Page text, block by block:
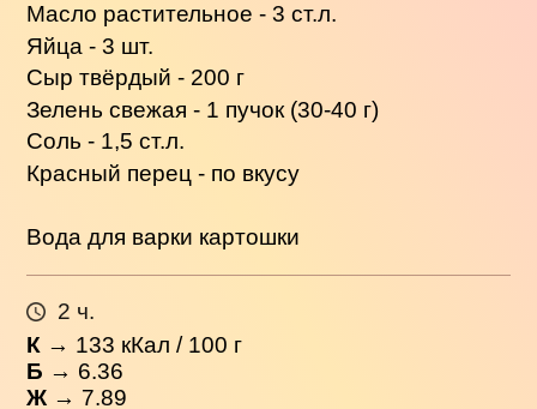
Масло растительное - 3 ст.л.
Яйца - 3 шт.
Сыр твёрдый - 200 г
Зелень свежая - 1 пучок (30-40 г)
Соль - 1,5 ст.л.
Красный перец - по вкусу
Вода для варки картошки
2 ч.
К → 133 кКал / 100 г
Б → 6.36
Ж → 7.89